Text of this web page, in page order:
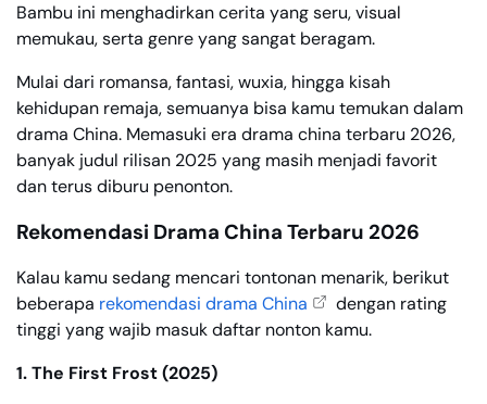
Bambu ini menghadirkan cerita yang seru, visual
memukau, serta genre yang sangat beragam.
Mulai dari romansa, fantasi, wuxia, hingga kisah
kehidupan remaja, semuanya bisa kamu temukan dalam
drama China. Memasuki era drama china terbaru 2026,
banyak judul rilisan 2025 yang masih menjadi favorit
dan terus diburu penonton.
Rekomendasi Drama China Terbaru 2026
Kalau kamu sedang mencari tontonan menarik, berikut
beberapa rekomendasi drama China
dengan rating
tinggi yang wajib masuk daftar nonton kamu.
1. The First Frost (2025)